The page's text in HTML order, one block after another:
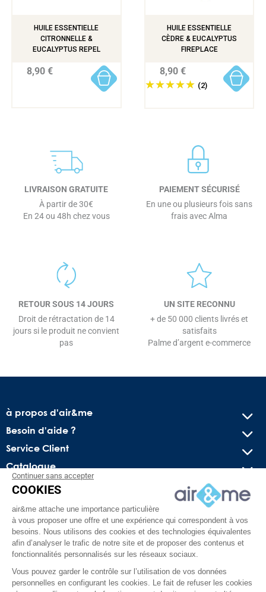
HUILE ESSENTIELLE
CITRONNELLE &
EUCALYPTUS REPEL
8,90 €
HUILE ESSENTIELLE
CÈDRE & EUCALYPTUS
FIREPLACE
(2)
8,90 €
LIVRAISON GRATUITE
À partir de 30€
En 24 ou 48h chez vous
PAIEMENT SÉCURISÉ
En une ou plusieurs fois sans
frais avec Alma
RETOUR SOUS 14 JOURS
Droit de rétractation de 14
jours si le produit ne convient
pas
UN SITE RECONNU
+ de 50 000 clients livrés et
satisfaits
Palme d’argent e-commerce
à propos d'air&me
Besoin d'aide ?
Service Client
Catalogue
Recevez nos offres spéciales !
Conseils pratiques, bons plans exclusifs et actus sur l’air
intérieur. Pas de spam, juré !
Continuer sans accepter
COOKIES
air&me attache une importance particulière
à vous proposer une offre et une expérience qui correspondent à vos
besoins. Nous utilisons des cookies et des technologies équivalentes
afin d’analyser le trafic de notre site et de proposer des contenus et
fonctionnalités personnalisés sur les réseaux sociaux.
Vous pouvez garder le contrôle sur l’utilisation de vos données
personnelles en configurant les cookies. Le fait de refuser les cookies